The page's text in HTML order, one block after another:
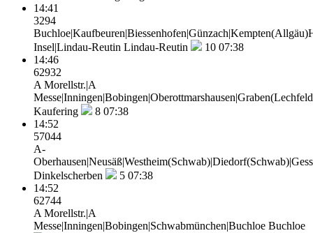
14:41
3294
Insel|Lindau-Reutin Lindau-Reutin 10 07:38
14:46
62932
A Morellstr.|A
Kaufering
8 07:38
14:52
57044
A-
Dinkelscherben
5 07:38
14:52
62744
A Morellstr.|A
Messe|Inningen|Bobingen|Schwabmünchen|Buchloe Buchloe